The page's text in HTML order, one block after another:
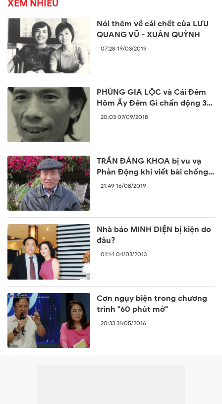
XEM NHIỀU
Nói thêm về cái chết của LƯU
QUANG VŨ - XUÂN QUỲNH
07:28 19/03/2019
PHÙNG GIA LỘC và Cái Đêm
Hôm Ấy Đêm Gì chấn động 30
năm trước
20:03 07/09/2018
TRẦN ĐĂNG KHOA bị vu vạ
Phản Động khi viết bài chống
lại sự ngang ngược của Trung
21:49 16/08/2019
Nhà báo MINH DIỆN bị kiện do
đâu?
01:14 04/03/2013
Cơn ngụy biện trong chương
trình "60 phút mở"
20:33 31/05/2016